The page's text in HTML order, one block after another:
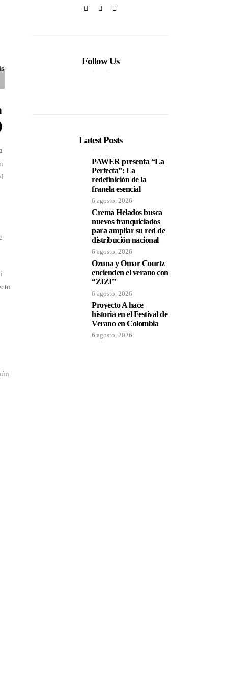
Follow Us
Latest Posts
PAWER presenta “La
Perfecta”: La
redefinición de la
franela esencial
6 agosto, 2026
Crema Helados busca
nuevos franquiciados
para ampliar su red de
distribución nacional
6 agosto, 2026
Ozuna y Omar Courtz
encienden el verano con
“ZIZI”
6 agosto, 2026
Proyecto A hace
historia en el Festival de
Verano en Colombia
6 agosto, 2026